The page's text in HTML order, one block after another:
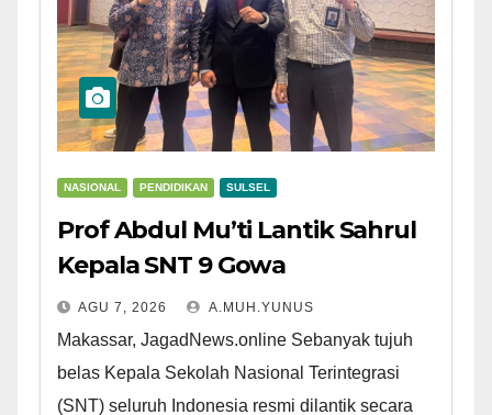
NASIONAL PENDIDIKAN SULSEL
Prof Abdul Mu’ti Lantik Sahrul
Kepala SNT 9 Gowa
AGU 7, 2026 A.MUH.YUNUS
Makassar, JagadNews.online Sebanyak tujuh
belas Kepala Sekolah Nasional Terintegrasi
(SNT) seluruh Indonesia resmi dilantik secara